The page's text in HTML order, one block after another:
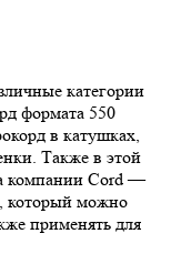
категории
формата 550
в катушках,
Также в этой
компании Cord —
который можно
применять для